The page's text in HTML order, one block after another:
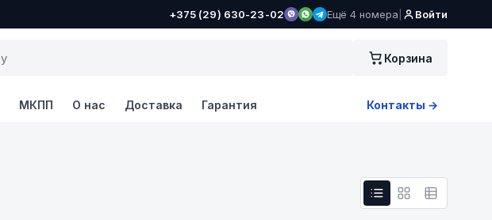
+375 (29) 630-23-02 Ещё 4 номера Войти
Корзина
МКПП О нас Доставка Гарантия Контакты →